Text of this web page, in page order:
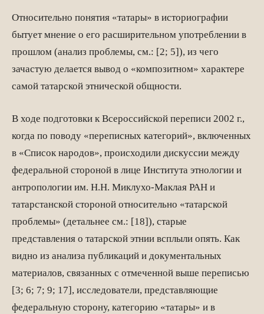
Относительно понятия «татары» в историографии
бытует мнение о его расширительном употреблении в
прошлом (анализ проблемы, см.: [2; 5]), из чего
зачастую делается вывод о «композитном» характере
самой татарской этнической общности.
В ходе подготовки к Всероссийской переписи 2002 г.,
когда по поводу «переписных категорий», включенных
в «Список народов», происходили дискуссии между
федеральной стороной в лице Института этнологии и
антропологии им. Н.Н. Миклухо-Маклая РАН и
татарстанской стороной относительно «татарской
проблемы» (детальнее см.: [18]), старые
представления о татарской этнии всплыли опять. Как
видно из анализа публикаций и документальных
материалов, связанных с отмеченной выше переписью
[3; 6; 7; 9; 17], исследователи, представляющие
федеральную сторону, категорию «татары» и в